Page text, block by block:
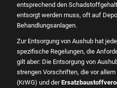
entsprechend den
entsorgt werden muss, oft auf
Behandlungsanlagen.
Zur Entsorgung von Aushub hat
spezifische Regelungen, die
gilt aber: Die Entsorgung von
strengen Vorschriften, die vor allem
(KrWG) und der